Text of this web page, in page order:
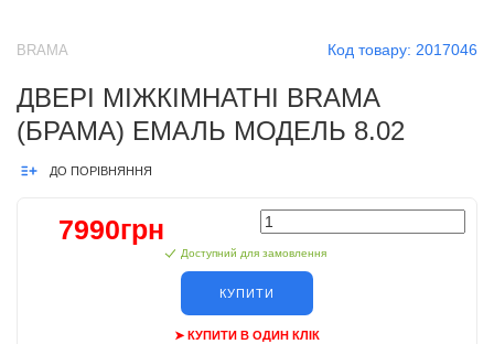
Код товару: 2017046
BRAMA
ДВЕРІ МІЖКІМНАТНІ BRAMA
(БРАМА) ЕМАЛЬ МОДЕЛЬ 8.02
ДО ПОРІВНЯННЯ
7990грн
Доступний для замовлення
КУПИТИ
➤ КУПИТИ В ОДИН КЛІК